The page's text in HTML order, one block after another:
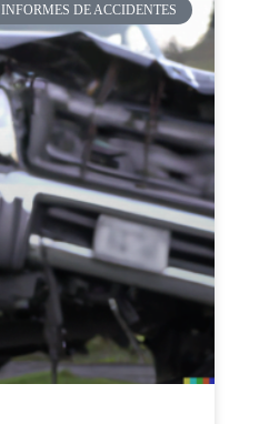
INFORMES DE ACCIDENTES